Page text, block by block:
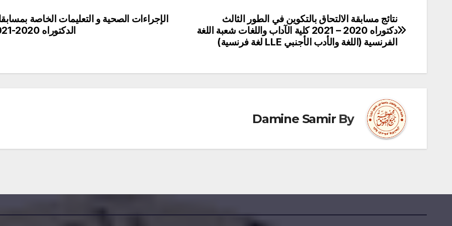
تصفّح
المقالات
الإجراءات الصحية و التعليمات الخاصة
الدكتوراه 2020-2021
نتائج مسابقة الالتحاق بالتكوين في الطور الثالث
دكتوراه 2020 – 2021‎ كلية الآداب واللغات شعبة اللغة
الفرنسية (اللغة والأدب الأجنبي LLE لغة فرنسية)
By
Damine Samir